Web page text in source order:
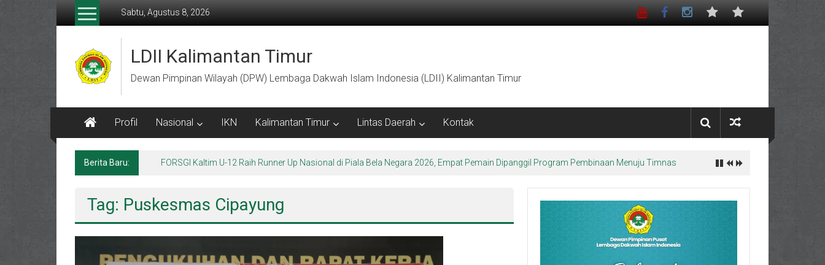
Lompat
Sabtu, Agustus 8, 2026
LDII Kalimantan Timur
Dewan Pimpinan Wilayah (DPW) Lembaga Dakwah Islam Indonesia (LDII) Kalimantan Timur
Profil Nasional IKN Kalimantan Timur Lintas Daerah Kontak
Berita Baru: FORSGI Kaltim U-12 Raih Runner Up Nasional di Piala Bela Negara 2026, Empat Pemain Dipanggil Program Pembinaan Menuju Timnas
Tag: Puskesmas Cipayung